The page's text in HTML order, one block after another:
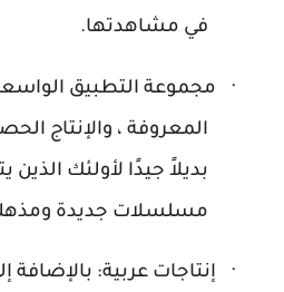
في مشاهدتها.
·
مجموعة التطبيق
المعروفة ، والإنتاج
بديلاً جيدًا لأولئك
مسلسلات جديدة
·
إنتاجات عربية: بالإضافة